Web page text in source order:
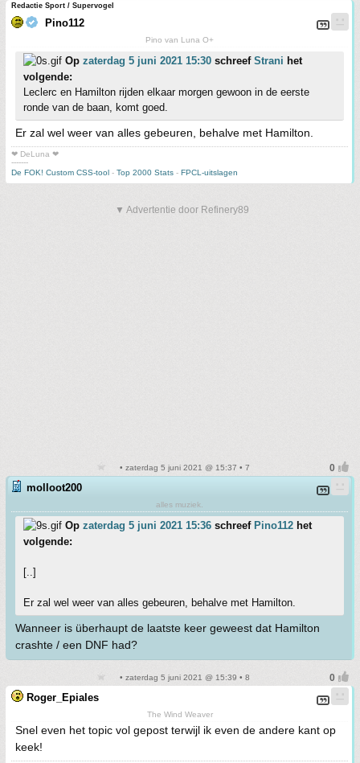
Redactie Sport / Supervogel
Pino112
Pino van Luna O+
Op zaterdag 5 juni 2021 15:30 schreef Strani het
volgende:
Leclerc en Hamilton rijden elkaar morgen gewoon in de eerste
ronde van de baan, komt goed.
Er zal wel weer van alles gebeuren, behalve met Hamilton.
❤ DeLuna ❤
-------
De FOK! Custom CSS-tool - Top 2000 Stats - FPCL-uitslagen
▼ Advertentie door Refinery89
• zaterdag 5 juni 2021 @ 15:37 • 7
molloot200
alles muziek.
Op zaterdag 5 juni 2021 15:36 schreef Pino112 het
volgende:
[..]
Er zal wel weer van alles gebeuren, behalve met Hamilton.
Wanneer is überhaupt de laatste keer geweest dat Hamilton
crashte / een DNF had?
• zaterdag 5 juni 2021 @ 15:39 • 8
Roger_Epiales
The Wind Weaver
Snel even het topic vol gepost terwijl ik even de andere kant op
keek!